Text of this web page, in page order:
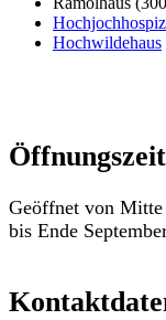
Hochjochhospiz
Hochwildehaus
Geöffnet von
bis Ende